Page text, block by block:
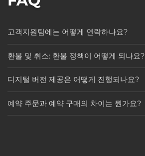
고객지원팀에는 어떻게 연락하나요?
환불 및 취소: 환불 정책이 어떻게 되나요?
디지털 버전 제공은 어떻게 진행되나요?
예약 주문과 예약 구매의 차이는 뭔가요?